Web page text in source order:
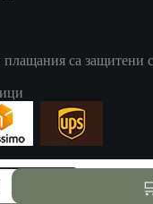
са защитени
на: